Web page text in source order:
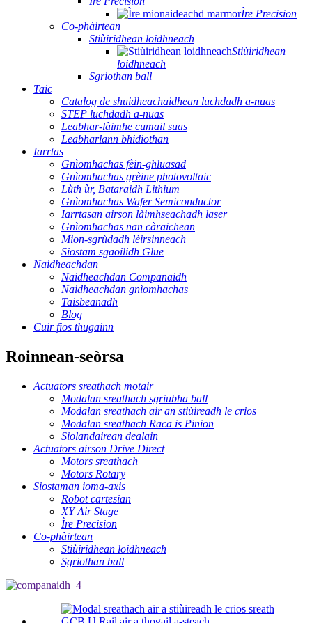
Ìre Precision
Co-phàirtean
Stiùiridhean loidhneach
Stiùiridhean
loidhneach
Sgriothan ball
Taic
Catalog de shuidheachaidhean luchdadh a-nuas
STEP luchdadh a-nuas
Leabhar-làimhe cumail suas
Leabharlann bhidiothan
Iarrtas
Gnìomhachas fèin-ghluasad
Gnìomhachas grèine photovoltaic
Lùth ùr, Bataraidh Lithium
Gnìomhachas Wafer Semiconductor
Iarrtasan airson làimhseachadh laser
Gnìomhachas nan càraichean
Mion-sgrùdadh lèirsinneach
Siostam sgaoilidh Glue
Naidheachdan
Naidheachdan Companaidh
Naidheachdan gnìomhachas
Taisbeanadh
Blog
Cuir fios thugainn
Roinnean-seòrsa
Actuators sreathach motair
Modalan sreathach sgriubha ball
Modalan sreathach air an stiùireadh le crios
Modalan sreathach Raca is Pinion
Siolandairean dealain
Actuators airson Drive Direct
Motors sreathach
Motors Rotary
Siostaman ioma-axis
Robot cartesian
XY Air Stage
Ìre Precision
Co-phàirtean
Stiùiridhean loidhneach
Sgriothan ball